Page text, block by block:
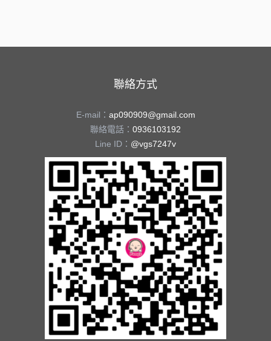
聯絡方式
E-mail： ap090909@gmail.com
聯絡電話： 0936103192
Line ID： @vgs7247v